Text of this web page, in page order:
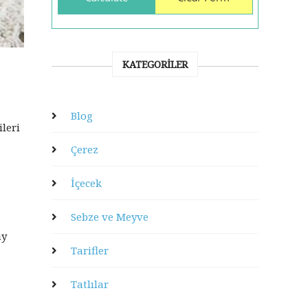
KATEGORILER
Blog
Çerez
İçecek
Sebze ve Meyve
Tarifler
Tatlılar